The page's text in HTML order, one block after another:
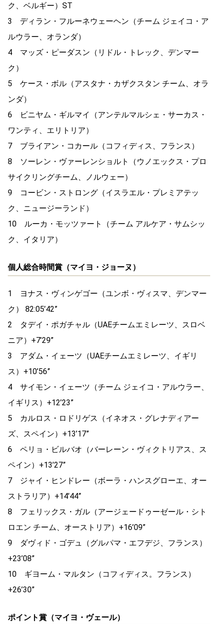
ク、ベルギー）ST
3 ディラン・フルーネウェーヘン（チーム ジェイコ・ア
ルウラー、オランダ）
4 マッズ・ピーダスン（リドル・トレック、デンマー
ク）
5 ケース・ボル（アスタナ・カザクスタン チーム、オラ
ンダ）
6 ビニヤム・ギルマイ（アンテルマルシェ・サーカス・
ワンティ、エリトリア）
7 ブライアン・コカール（コフィディス、フランス）
8 ソーレン・ヴァーレンショルト（ウノエックス・プロ
サイクリングチーム、ノルウェー）
9 コービン・ストロング（イスラエル・プレミアテッ
ク、ニュージーランド）
10 ルーカ・モッツァート（チーム アルケア・サムシッ
ク、イタリア）
個人総合時間賞（マイヨ・ジョーヌ）
1 ヨナス・ヴィンゲゴー（ユンボ・ヴィスマ、デンマー
ク） 82:05’42”
2 タデイ・ポガチャル（UAEチームエミレーツ、スロベ
ニア）+7’29”
3 アダム・イェーツ（UAEチームエミレーツ、イギリ
ス）+10’56”
4 サイモン・イェーツ（チーム ジェイコ・アルウラー、
イギリス）+12’23”
5 カルロス・ロドリゲス（イネオス・グレナディアー
ズ、スペイン）+13’17”
6 ペリョ・ビルバオ（バーレーン・ヴィクトリアス、ス
ペイン）+13’27”
7 ジャイ・ヒンドレー（ボーラ・ハンスグローエ、オー
ストラリア）+14’44”
8 フェリックス・ガル（アージェードゥーゼール・シト
ロエン チーム、オーストリア）+16’09”
9 ダヴィド・ゴデュ（グルパマ・エフデジ、フランス）
+23’08”
10 ギヨーム・マルタン（コフィディス。フランス）
+26’30”
ポイント賞（マイヨ・ヴェール）